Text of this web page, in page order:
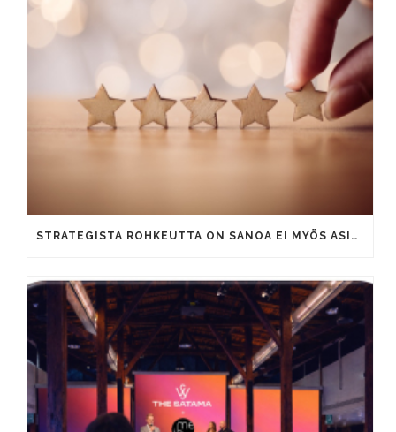
STRATEGISTA ROHKEUTTA ON SANOA EI MYÖS ASIAKKAILLE